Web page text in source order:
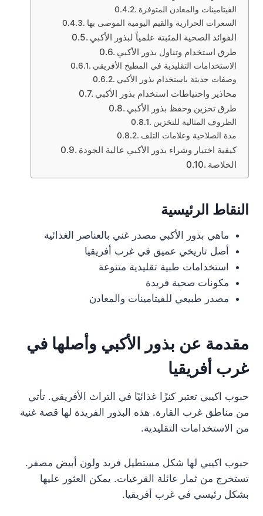
الفيتامينات والمعادن المتوفرة
السعرات الحرارية والقيم اليومية الموصى بها
الفوائد الصحية المثبتة علمياً لبذور الأكبي
طرق استخدام وتناول بذور الأكبي
الاستخدامات التقليدية في المطبخ الأفريقي
وصفات حديثة باستخدام بذور الأكبي
محاذير واحتياطات استخدام بذور الأكبي
طرق تخزين وحفظ بذور الأكبي
الظروف المثالية للتخزين
مدة الصلاحية وعلامات التلف
كيفية اختيار وشراء بذور الأكبي عالية الجودة
الخلاصة
النقاط الرئيسية
ماهي بذور الأكبي مصدر غني بالعناصر الغذائية
أصل تاريخي عميق في غرب أفريقيا
استخدامات طبية تقليدية متنوعة
مكونات صحية فريدة
مصدر طبيعي للفيتامينات والمعادن
مقدمة عن بذور الأكبي وأصلها في
غرب أفريقيا
حبوب اكيبي تعتبر كنزًا غذائيًا في التراث الأفريقي. تأتي
من مناطق غرب القارة. هذه البذور الفريدة لها قصة غنية
من الاستخدامات التقليدية.
حبوب اكيبي لها شكل مستطيل فريد ولون أبيض مصفر.
تستخرج من ثمار عائلة القرعيات. يمكن العثور عليها
بشكل رئيسي في غرب أفريقيا.